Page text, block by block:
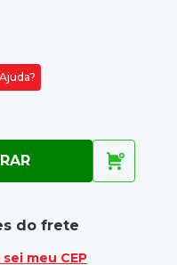
do frete
sei meu CEP